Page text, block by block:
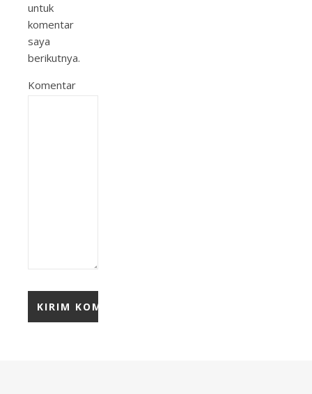
untuk
komentar
saya
berikutnya.
Komentar